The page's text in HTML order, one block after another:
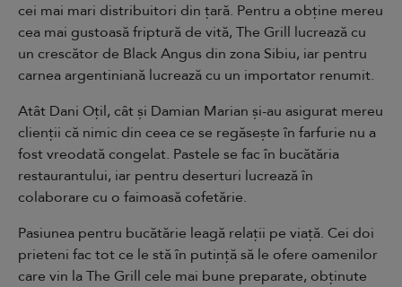
cei mai mari distribuitori din țară. Pentru a obține mereu
cea mai gustoasă friptură de vită, The Grill lucrează cu
un crescător de Black Angus din zona Sibiu, iar pentru
carnea argentiniană lucrează cu un importator renumit.
Atât Dani Oțil, cât și Damian Marian și-au asigurat mereu
clienții că nimic din ceea ce se regăsește în farfurie nu a
fost vreodată congelat. Pastele se fac în bucătăria
restaurantului, iar pentru deserturi lucrează în
colaborare cu o faimoasă cofetărie.
Pasiunea pentru bucătărie leagă relații pe viață. Cei doi
prieteni fac tot ce le stă în putință să le ofere oamenilor
care vin la The Grill cele mai bune preparate, obținute